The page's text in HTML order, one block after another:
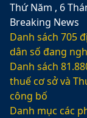
Thứ Năm , 6
Breaking News
Danh sách 705
dân số đang
Danh sách
thuế cơ sở và
công bố
Danh mục các